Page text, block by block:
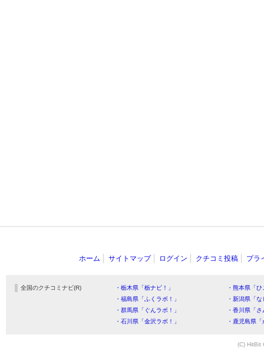
ホーム サイトマップ ログイン クチコミ投稿 プラ
全国のクチコミナビ(R) ・栃木県「栃ナビ！」
・熊本県「
・福島県「ふくラボ！」
・新潟県「
・群馬県「ぐんラボ！」
・香川県「
・石川県「金沢ラボ！」
・鹿児島県
(C) HitBit